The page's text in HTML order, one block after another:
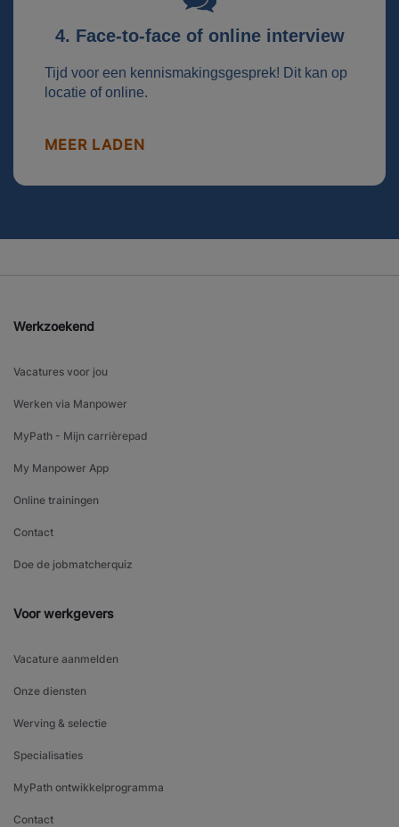
4. Face-to-face of online interview
Tijd voor een kennismakingsgesprek! Dit kan op
locatie of online.
MEER LADEN
Werkzoekend
Vacatures voor jou
Werken via Manpower
MyPath - Mijn carrièrepad
My Manpower App
Online trainingen
Contact
Doe de jobmatcherquiz
Voor werkgevers
Vacature aanmelden
Onze diensten
Werving & selectie
Specialisaties
MyPath ontwikkelprogramma
Contact